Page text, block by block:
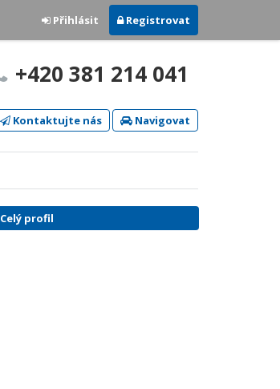
Přihlásit Registrovat
+420 381 214 041
Kontaktujte nás Navigovat
Celý profil